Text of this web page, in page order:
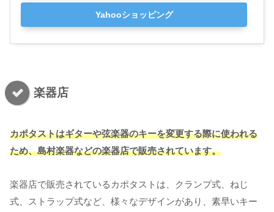
Yahooショッピング
楽器店
カポタストはギターや弦楽器のキーを変更する際に使われる
ため、島村楽器などの楽器店で販売されています。
楽器店で販売されているカポタストは、クランプ式、ねじ
式、ストラップ式など、様々なデザインがあり、素早いキー